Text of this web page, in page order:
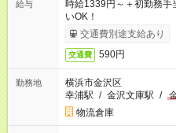
給与
時給1339円～＋初勤務
いOK！
交通費別途支給あり
交通費 590円
勤務地
横浜市金沢区
幸浦駅 / 金沢文庫駅 /
物流倉庫